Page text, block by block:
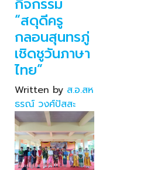
“สดุดีครู
กลอนสุนทรภู่
เชิดชูวันภาษา
ไทย”
Written by ส.อ.สห
ธรณ์ วงศ์ปัสสะ